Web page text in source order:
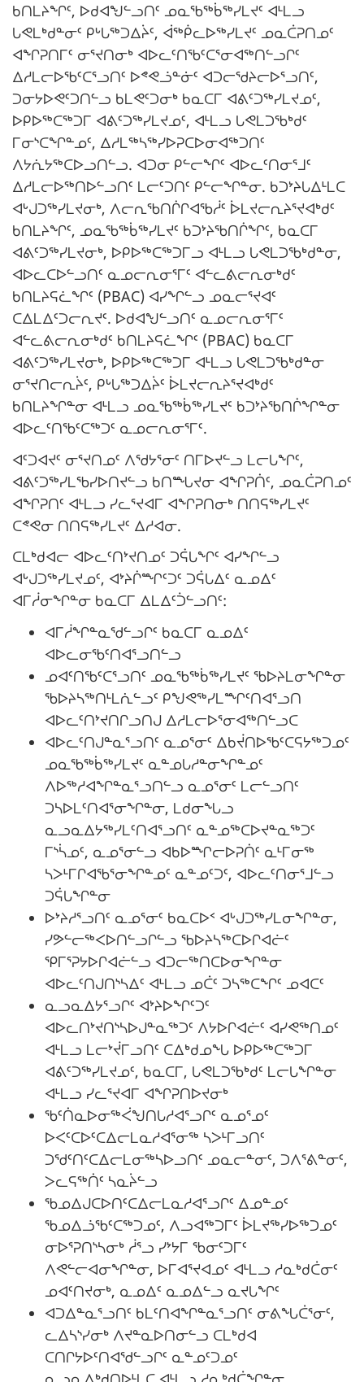
ᑲᑎᒪᔨᖏᑦ, ᐅᑯᐊᖑᓪᓗᑎᑦ ᓄᓇᖃᖅᑳᖅᓯᒪᔪᑦ ᐊᒻᒪᓗ
ᒐᕙᒪᒃᑯᓐᓂᑦ ᑭᒡᒐᖅᑐᐃᔩᑦ, ᐋᖅᑮᓚᐅᖅᓯᒪᔪᑦ ᓄᓇᑖᕈᑎᓄᑦ
ᐊᖏᕈᑎᒥᑦ ᓂᕐᔪᑎᓂᒃ ᐊᐅᓚᑦᑎᖃᑦᑕᕐᓂᐊᖅᑎᓪᓗᒋᑦ
ᐃᓱᒪᓕᐅᖃᑦᑕᕐᓗᑎᑦ ᐅᕝᕙᓘᓐᓃᑦ ᐊᑐᓕᖁᔨᓕᐅᕐᓗᑎᑦ,
ᑐᓂᔭᐅᕙᑦᑐᑎᓪᓗ ᑲᒪᕙᑦᑐᓂᒃ ᑲᓇᑕᒥ ᐊᕕᑦᑐᖅᓯᒪᔪᓄᑦ,
ᐅᑭᐅᖅᑕᖅᑐᒥ ᐊᕕᑦᑐᖅᓯᒪᔪᓄᑦ, ᐊᒻᒪᓗ ᒐᕙᒪᑐᖃᒃᑯᑦ
ᒥᓂᔅᑕᖏᓐᓄᑦ, ᐃᓱᒪᖅᓴᖅᓯᐅᕈᑕᐅᓂᐊᖅᑐᑎᑦ
ᐱᔭᕇᔭᖅᑕᐅᓗᑎᓪᓗ. ᐊᑐᓂ ᑭᓪᓕᖏᑦ ᐊᐅᓚᑦᑎᓂᕐᒧᑦ
ᐃᓱᒪᓕᐅᖅᑎᐅᓪᓗᑎᑦ ᒪᓕᑦᑐᑎᑦ ᑭᓪᓕᖏᓐᓂ. ᑲᑐᔾᔨᒐᐃᒻᒪᑕ
ᐊᒡᒍᑐᖅᓯᒪᔪᓂᒃ, ᐱᓕᕆᖃᑎᒌᒋᐊᖃᓲᑦ ᐆᒪᔪᓕᕆᔨᕐᔪᐊᒃᑯᑦ
ᑲᑎᒪᔨᖏᑦ, ᓄᓇᖃᖅᑳᖅᓯᒪᔪᑦ ᑲᑐᔾᔨᖃᑎᒌᖏᑦ, ᑲᓇᑕᒥ
ᐊᕕᑦᑐᖅᓯᒪᔪᓂᒃ, ᐅᑭᐅᖅᑕᖅᑐᒥᓗ ᐊᒻᒪᓗ ᒐᕙᒪᑐᖃᒃᑯᓐᓂ,
ᐊᐅᓚᑕᐅᓪᓗᑎᑦ ᓇᓄᓕᕆᓂᕐᒥᑦ ᐊᓪᓚᕕᓕᕆᓂᒃᑯᑦ
ᑲᑎᒪᔨᕋᓛᖏᑦ (PBAC) ᐊᓯᖏᓪᓗ ᓄᓇᓕᕐᔪᐊᑦ
ᑕᐃᒪᐃᑦᑐᓕᕆᔪᑦ. ᐅᑯᐊᖑᓪᓗᑎᑦ ᓇᓄᓕᕆᓂᕐᒥᑦ
ᐊᓪᓚᕕᓕᕆᓂᒃᑯᑦ ᑲᑎᒪᔨᕋᓛᖏᑦ (PBAC) ᑲᓇᑕᒥ
ᐊᕕᑦᑐᖅᓯᒪᔪᓂᒃ, ᐅᑭᐅᖅᑕᖅᑐᒥ ᐊᒻᒪᓗ ᒐᕙᒪᑐᖃᒃᑯᓐᓂ
ᓂᕐᔪᑎᓕᕆᔩᑦ, ᑭᒡᒐᖅᑐᐃᔩᑦ ᐆᒪᔪᓕᕆᔨᕐᔪᐊᒃᑯᑦ
ᑲᑎᒪᔨᖏᓐᓂ ᐊᒻᒪᓗ ᓄᓇᖃᖅᑳᖅᓯᒪᔪᑦ ᑲᑐᔾᔨᖃᑎᒌᖏᓐᓂ
ᐊᐅᓚᑦᑎᖃᑦᑕᖅᑐᑦ ᓇᓄᓕᕆᓂᕐᒥᑦ.
ᐊᑦᑐᐊᔪᑦ ᓂᕐᔪᑎᓄᑦ ᐱᖁᔭᕐᓂᑦ ᑎᒥᐅᔪᓪᓗ ᒪᓕᒐᖏᑦ,
ᐊᕕᑦᑐᖅᓯᒪᖃᓯᐅᑎᔪᓪᓗ ᑲᑎᙵᔪᓂ ᐊᖏᕈᑏᑦ, ᓄᓇᑖᕈᑎᓄᑦ
ᐊᖏᕈᑎᑦ ᐊᒻᒪᓗ ᓯᓚᕐᔪᐊᒥ ᐊᖏᕈᑎᓂᒃ ᑎᑎᕋᖅᓯᒪᔪᑦ
ᑕᕝᕙᓂ ᑎᑎᕋᖅᓯᒪᔪᑦ ᐃᓱᐊᓂ.
ᑕᒪᒃᑯᐊᓕ ᐊᐅᓚᑦᑎᔾᔪᑎᓄᑦ ᑐᕌᒐᖏᑦ ᐊᓯᖏᓪᓗ
ᐊᒡᒍᑐᖅᓯᒪᔪᓄᑦ, ᐊᔾᔨᒌᙱᑦᑐᑦ ᑐᕌᒐᐃᑦ ᓇᓄᐃᑦ
ᐊᒥᓲᓂᖏᓐᓂ ᑲᓇᑕᒥ ᐃᒪᐃᑦᑑᓪᓗᑎᑦ:
ᐊᒥᓲᖏᓐᓇᖁᓪᓗᒋᑦ ᑲᓇᑕᒥ ᓇᓄᐃᑦ
ᐊᐅᓚᓂᖃᑦᑎᐊᕐᓗᑎᓪᓗ
ᓄᐊᑦᑎᖃᑦᑕᕐᓗᑎᑦ ᓄᓇᖃᖅᑳᖅᓯᒪᔪᑦ ᖃᐅᔨᒪᓂᖏᓐᓂ
ᖃᐅᔨᓴᖅᑎᒻᒪᕇᓪᓗᑦ ᑭᖑᕙᖅᓯᒪᙱᑦᑎᐊᕐᓗᑎ
ᐊᐅᓚᑦᑎᔾᔪᑎᒋᓗᑎᒍ ᐃᓱᒪᓕᐅᕐᓂᐊᖅᑎᓪᓗᑕ
ᐊᐅᓚᑦᑎᒍᓐᓇᕐᓗᑎᑦ ᓇᓄᕐᓂᑦ ᐃᑲᔫᑎᐅᖃᑦᑕᕋᔭᖅᑐᓄᑦ
ᓄᓇᖃᖅᑳᖅᓯᒪᔪᑦ ᓇᓐᓄᒐᓱᓐᓂᖏᓐᓄᑦ
ᐱᐅᖅᓱᐊᖏᓐᓇᕐᓗᑎᓪᓗ ᓇᓄᕐᓂᑦ ᒪᓕᓪᓗᑎᑦ
ᑐᓴᐅᒪᑦᑎᐊᕐᓂᖏᓐᓂ, ᒪᑯᓂᖓᓗ
ᓇᓗᓇᐃᔭᖅᓯᒪᑦᑎᐊᕐᓗᑎᑦ ᓇᓐᓄᖅᑕᐅᔪᓐᓇᖅᑐᑦ
ᒥᔅᓵᓄᑦ, ᓇᓄᕐᓂᓪᓗ ᐊᑲᐅᙱᓕᐅᕈᑏᑦ ᓇᒻᒥᓂᖅ
ᓴᐳᒻᒥᒋᐊᖃᕐᓂᖏᓐᓄᑦ ᓇᓐᓄᑦᑐᑦ, ᐊᐅᓚᑦᑎᓂᕐᒧᓪᓗ
ᑐᕌᒐᖏᓐᓂ
ᐅᔾᔨᓱᕐᓗᑎᑦ ᓇᓄᕐᓂᑦ ᑲᓇᑕᐅᑉ ᐊᒡᒍᑐᖅᓯᒪᓂᖏᓐᓂ,
ᓯᕗᓪᓕᖅᐸᐅᑎᓪᓗᒋᓪᓗ ᖃᐅᔨᓴᖅᑕᐅᒋᐊᓖᑦ
ᕿᒥᕐᕈᔭᐅᒋᐊᓖᓪᓗ ᐊᑐᓕᖅᑎᑕᐅᓂᖏᓐᓂ
ᐊᐅᓚᑦᑎᒍᑎᔅᓴᐃᑦ ᐊᒻᒪᓗ ᓄᑖᑦ ᑐᓴᖅᑕᖏᑦ ᓄᐊᑕᑦ
ᓇᓗᓇᐃᔭᕐᓗᒋᑦ ᐊᔾᔨᐅᖏᑦᑐᑦ
ᐊᐅᓚᑎᔾᔪᑎᔅᓴᐅᒍᓐᓇᖅᑐᑦ ᐱᔭᐅᒋᐊᓖᑦ ᐊᓯᕙᖅᑎᓄᑦ
ᐊᒻᒪᓗ ᒪᓕᔾᔫᒥᓗᑎᑦ ᑕᐃᒃᑯᓄᖓ ᐅᑭᐅᖅᑕᖅᑐᒥ
ᐊᕕᑦᑐᖅᓯᒪᔪᓄᑦ, ᑲᓇᑕᒥ, ᒐᕙᒪᑐᖃᒃᑯᑦ ᒪᓕᒐᖏᓐᓂ
ᐊᒻᒪᓗ ᓯᓚᕐᔪᐊᒥ ᐊᖏᕈᑎᐅᔪᓂᒃ
ᖃᑦᑏᓇᐅᓂᖅᐹᖑᑎᒐᓱᐊᕐᓗᒋᑦ ᓇᓄᕐᓄᑦ
ᐅᐸᑦᑕᐅᑦᑕᐃᓕᒪᓇᓱᐊᕐᓂᖅ ᓴᐳᒻᒥᓗᑎᑦ
ᑐᖁᑦᑎᑦᑕᐃᓕᒪᓂᖅᓴᐅᓗᑎᑦ ᓄᓇᓕᓐᓂᑦ, ᑐᐱᕐᕕᓐᓂᑦ,
ᐳᓚᕋᖅᑏᑦ ᓴᓇᔩᓪᓗ
ᖃᓄᐃᒍᑕᐅᑎᑦᑕᐃᓕᒪᓇᓱᐊᕐᓗᒋᑦ ᐃᓄᓐᓄᑦ
ᖃᓄᐃᓘᖃᑦᑕᖅᑐᓄᑦ, ᐱᓗᐊᖅᑐᒥᑦ ᐆᒪᔪᖅᓯᐅᖅᑐᓄᑦ
ᓂᐅᕐᕈᑎᔅᓴᓂᒃ ᓲᕐᓗ ᓯᔾᔭᒥ ᖃᓂᑦᑐᒥᑦ
ᐱᕙᓪᓕᐊᓂᖏᓐᓂ, ᐅᒥᐊᕐᔪᐊᓄᑦ ᐊᒻᒪᓗ ᓱᓇᒃᑯᑖᓂᑦ
ᓄᐊᑦᑎᔪᓂᒃ, ᓇᓄᐃᑦ ᓇᓄᐃᓪᓗ ᓇᔪᒐᖏᑦ
ᐊᑐᐃᓐᓇᕐᓗᑎᑦ ᑲᒪᑦᑎᐊᖏᓐᓇᕐᓗᑎᑦ ᓂᕕᖓᑖᕐᓂᑦ,
ᓚᐃᓴᔅᓯᓂᒃ ᐱᔪᓐᓇᐅᑎᓂᓪᓗ ᑕᒪᒃᑯᐊ
ᑕᑎᒋᔭᐅᑦᑎᐊᖁᓪᓗᒋᑦ ᓇᓐᓄᑦᑐᓄᑦ